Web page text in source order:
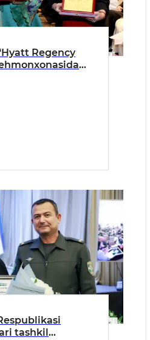
Regency
hamkorligida
forumi
tashkil